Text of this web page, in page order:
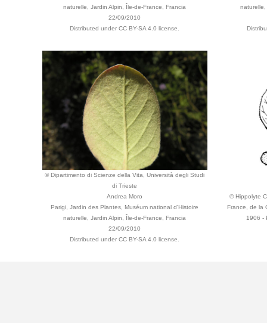
naturelle, Jardin Alpin, Île-de-France, Francia
22/09/2010
Distributed under CC BY-SA 4.0 license.
© Dipartimento di Scienze della Vita, Università degli Studi
di Trieste
Andrea Moro
Parigi, Jardin des Plantes, Muséum national d'Histoire
naturelle, Jardin Alpin, Île-de-France, Francia
22/09/2010
Distributed under CC BY-SA 4.0 license.
© Hippolyte
France, de la
1906 -